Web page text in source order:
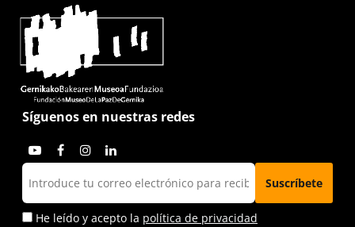
Síguenos en nuestras redes
He leído y acepto la política de privacidad